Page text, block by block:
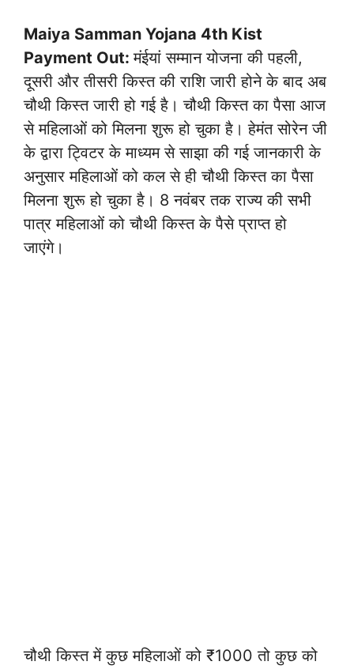
Maiya Samman Yojana 4th Kist
Payment Out:मंईयां सम्मान योजना की पहली,
दूसरी और तीसरी किस्त की राशि जारी होने के बाद अब
चौथी किस्त जारी हो गई है। चौथी किस्त का पैसा आज
से महिलाओं को मिलना शुरू हो चुका है। हेमंत सोरेन जी
के द्वारा ट्विटर के माध्यम से साझा की गई जानकारी के
अनुसार महिलाओं को कल से ही चौथी किस्त का पैसा
मिलना शुरू हो चुका है। 8 नवंबर तक राज्य की सभी
पात्र महिलाओं को चौथी किस्त के पैसे प्राप्त हो
जाएंगे।
चौथी किस्त में कुछ महिलाओं को ₹1000 तो कुछ को